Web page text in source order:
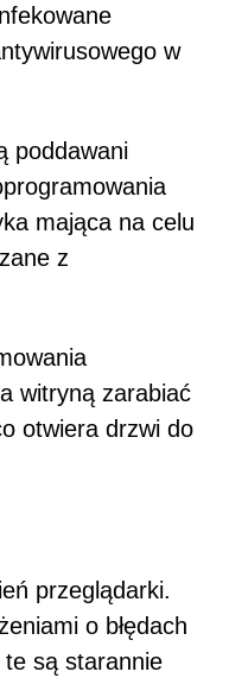
w
poddawani
mająca na celu
z
witryną zarabiać
otwiera drzwi do
przeglądarki.
o błędach
są starannie